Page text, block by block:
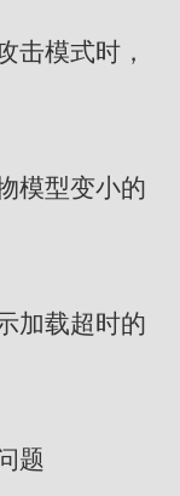
击模式时，
模型变小的
加载超时的
题